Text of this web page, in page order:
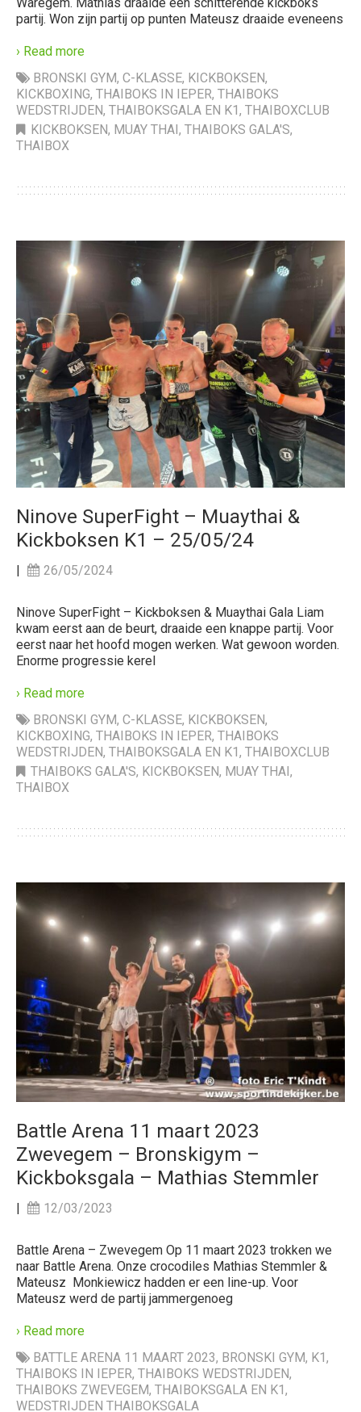
partij. Won zijn partij op punten Mateusz draaide eveneens
› Read more
BRONSKI GYM, C-KLASSE, KICKBOKSEN,
KICKBOXING, THAIBOKS IN IEPER, THAIBOKS
WEDSTRIJDEN, THAIBOKSGALA EN K1, THAIBOXCLUB
KICKBOKSEN, MUAY THAI, THAIBOKS GALA'S,
THAIBOX
Ninove SuperFight – Muaythai &
Kickboksen K1 – 25/05/24
| 26/05/2024
Ninove SuperFight – Kickboksen & Muaythai Gala Liam
kwam eerst aan de beurt, draaide een knappe partij. Voor
eerst naar het hoofd mogen werken. Wat gewoon worden.
Enorme progressie kerel
› Read more
BRONSKI GYM, C-KLASSE, KICKBOKSEN,
KICKBOXING, THAIBOKS IN IEPER, THAIBOKS
WEDSTRIJDEN, THAIBOKSGALA EN K1, THAIBOXCLUB
THAIBOKS GALA'S, KICKBOKSEN, MUAY THAI,
THAIBOX
Battle Arena 11 maart 2023
Zwevegem – Bronskigym –
Kickboksgala – Mathias Stemmler
12/03/2023
Battle Arena – Zwevegem Op 11 maart 2023 trokken we
naar Battle Arena. Onze crocodiles Mathias Stemmler &
Mateusz Monkiewicz hadden er een line-up. Voor
Mateusz werd de partij jammergenoeg
› Read more
BATTLE ARENA 11 MAART 2023, BRONSKI GYM, K1 ,
THAIBOKS IN IEPER, THAIBOKS WEDSTRIJDEN,
THAIBOKS ZWEVEGEM, THAIBOKSGALA EN K1 ,
WEDSTRIJDEN THAIBOKSGALA